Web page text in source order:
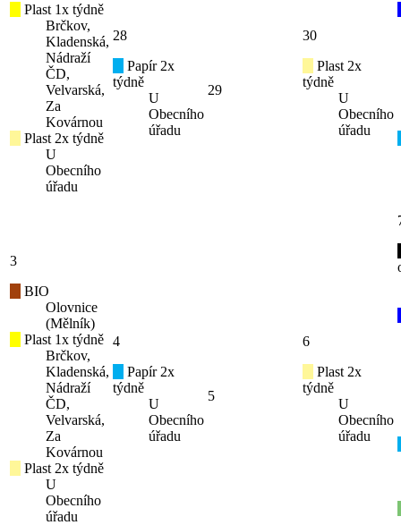
Plast 1x týdně
Brčkov,
Kladenská,
Nádraží
ČD,
Velvarská,
Za
Kovárnou
Plast 2x týdně
U
Obecního
úřadu
28
Papír 2x
týdně
U
Obecního
úřadu
29
30
Plast 2x
týdně
U
Obecního
úřadu
3
BIO
Olovnice
(Mělník)
Plast 1x týdně
Brčkov,
Kladenská,
Nádraží
ČD,
Velvarská,
Za
Kovárnou
Plast 2x týdně
U
Obecního
úřadu
4
Papír 2x
týdně
U
Obecního
úřadu
5
6
Plast 2x
týdně
U
Obecního
úřadu